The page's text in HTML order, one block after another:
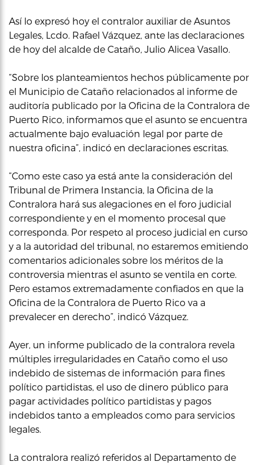
Así lo expresó hoy el contralor auxiliar de Asuntos
Legales, Lcdo. Rafael Vázquez, ante las declaraciones
de hoy del alcalde de Cataño, Julio Alicea Vasallo.
“Sobre los planteamientos hechos públicamente por
el Municipio de Cataño relacionados al informe de
auditoría publicado por la Oficina de la Contralora de
Puerto Rico, informamos que el asunto se encuentra
actualmente bajo evaluación legal por parte de
nuestra oficina”, indicó en declaraciones escritas.
“Como este caso ya está ante la consideración del
Tribunal de Primera Instancia, la Oficina de la
Contralora hará sus alegaciones en el foro judicial
correspondiente y en el momento procesal que
corresponda. Por respeto al proceso judicial en curso
y a la autoridad del tribunal, no estaremos emitiendo
comentarios adicionales sobre los méritos de la
controversia mientras el asunto se ventila en corte.
Pero estamos extremadamente confiados en que la
Oficina de la Contralora de Puerto Rico va a
prevalecer en derecho”, indicó Vázquez.
Ayer, un informe publicado de la contralora revela
múltiples irregularidades en Cataño como el uso
indebido de sistemas de información para fines
político partidistas, el uso de dinero público para
pagar actividades político partidistas y pagos
indebidos tanto a empleados como para servicios
legales.
La contralora realizó referidos al Departamento de